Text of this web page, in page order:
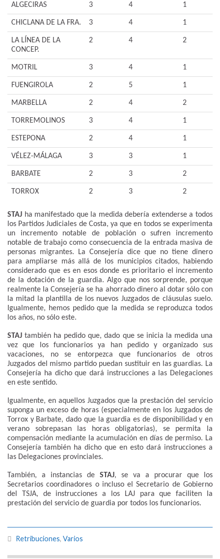
ALGECIRAS 3 4 1
CHICLANA DE LA FRA. 3 4 1
LA LÍNEA DE LA
CONCEP.
2 4 2
MOTRIL 3 4 1
FUENGIROLA 2 5 1
MARBELLA 2 4 2
TORREMOLINOS 3 4 1
ESTEPONA 2 4 1
VÉLEZ-MÁLAGA 3 3 1
BARBATE 2 3 2
TORROX 2 3 2
STAJ ha manifestado que la medida debería extenderse a todos
los Partidos Judiciales de Costa, ya que en todos se experimenta
un incremento notable de población o sufren incremento
notable de trabajo como consecuencia de la entrada masiva de
personas migrantes. La Consejería dice que no tiene dinero
para ampliarse más allá de los municipios citados, habiendo
considerado que es en esos donde es prioritario el incremento
de la dotación de la guardia. Algo que nos sorprende, porque
realmente la Consejería se ha ahorrado dinero al dotar sólo con
la mitad la plantilla de los nuevos Juzgados de cláusulas suelo.
Igualmente, hemos pedido que la medida se reproduzca todos
los años, no sólo este.
STAJ también ha pedido que, dado que se inicia la medida una
vez que los funcionarios ya han pedido y organizado sus
vacaciones, no se entorpezca que funcionarios de otros
Juzgados del mismo partido puedan sustituir en las guardias. La
Consejería ha dicho que dará instrucciones a las Delegaciones
en este sentido.
Igualmente, en aquellos Juzgados que la prestación del servicio
suponga un exceso de horas (especialmente en los Juzgados de
Torrox y Barbate, dado que la guardia es de disponibilidad y en
verano sobrepasan las horas obligatorias), se permita la
compensación mediante la acumulación en días de permiso. La
Consejería también ha dicho que en esto dará instrucciones a
las Delegaciones provinciales.
También, a instancias de STAJ, se va a procurar que los
Secretarios coordinadores o incluso el Secretario de Gobierno
del TSJA, de instrucciones a los LAJ para que faciliten la
prestación del servicio de guardia por todos los funcionarios.
Retribuciones, Varios